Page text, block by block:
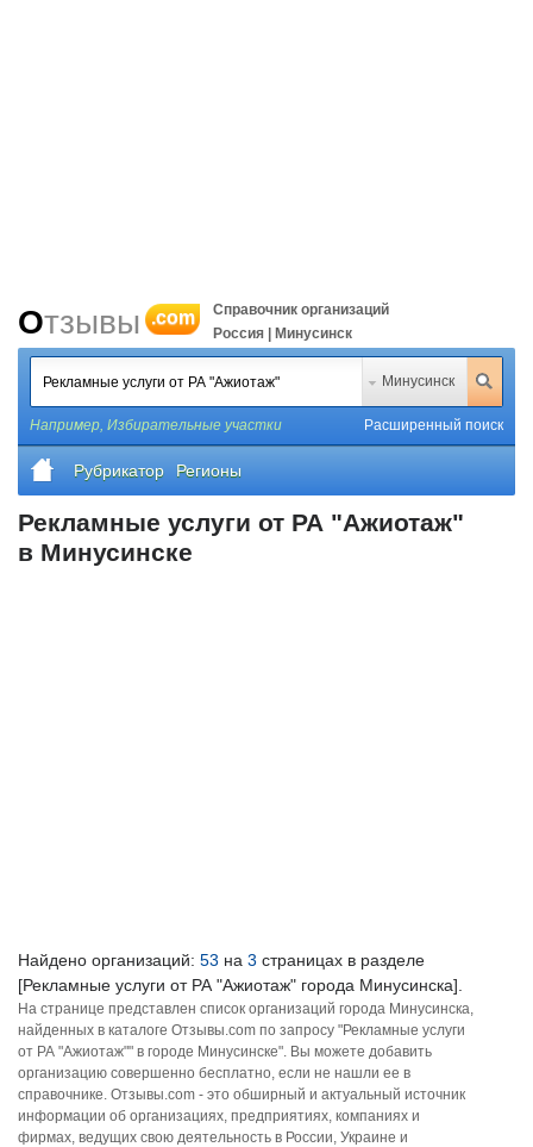
Отзывы .com
Справочник организаций
Россия | Минусинск
Минусинск
Например, Избирательные участки Расширенный поиск
Рубрикатор Регионы
Рекламные услуги от РА "Ажиотаж"
в Минусинске
Найдено организаций: 53 на 3 страницах в разделе
[Рекламные услуги от РА "Ажиотаж" города Минусинска].
На странице представлен список организаций города Минусинска,
найденных в каталоге Отзывы.com по запросу "Рекламные услуги
от РА "Ажиотаж"" в городе Минусинске". Вы можете добавить
организацию совершенно бесплатно, если не нашли ее в
справочнике. Отзывы.com - это обширный и актуальный источник
информации об организациях, предприятиях, компаниях и
фирмах, ведущих свою деятельность в России, Украине и